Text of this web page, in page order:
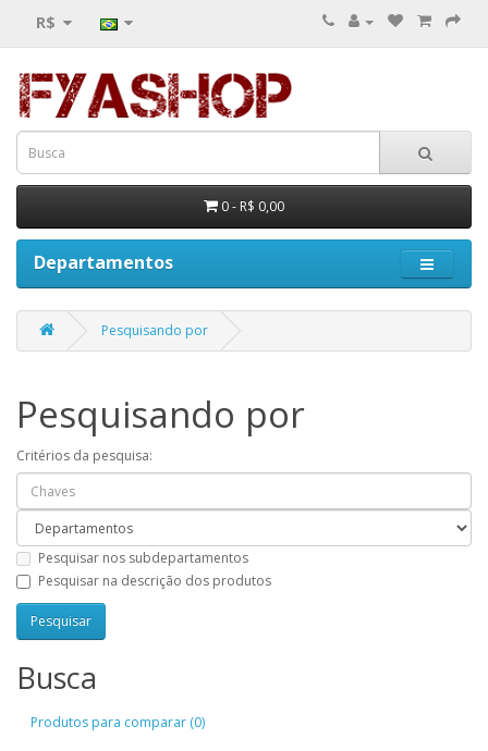
R$
0 - R$ 0,00
Departamentos
Pesquisando por
Pesquisando por
Critérios da pesquisa:
Pesquisar nos subdepartamentos
Pesquisar na descrição dos produtos
Busca
Produtos para comparar (0)